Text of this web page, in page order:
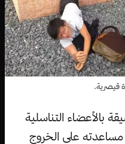
قيصرية.
بالأعضاء التناسلية
مساعدته على الخروج